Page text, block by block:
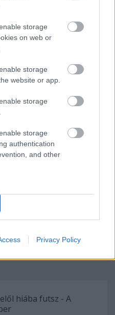
storage
on web or
storage
website or app.
storage
storage
authentication
and other
Privacy Policy
kiált, akkor a
os verziót, mert hiába
a szórakozás
hiába futsz - A